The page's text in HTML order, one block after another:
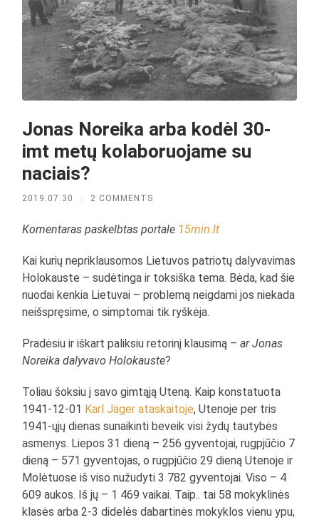
Jonas Noreika arba kodėl 30-
imt metų kolaboruojame su
naciais?
2019.07.30 / 2 COMMENTS
Komentaras paskelbtas portale 15min.lt
Kai kurių nepriklausomos Lietuvos patriotų dalyvavimas
Holokauste – sudėtinga ir toksiška tema. Bėda, kad šie
nuodai kenkia Lietuvai – problemą neigdami jos niekada
neišspręsime, o simptomai tik ryškėja.
Pradėsiu ir iškart paliksiu retorinį klausimą –ar Jonas
Noreika dalyvavo Holokauste?
Toliau šoksiu į savo gimtąją Uteną. Kaip konstatuota
1941-12-01 Karl Jäger ataskaitoje, Utenoje per tris
1941-ųjų dienas sunaikinti beveik visi žydų tautybės
asmenys. Liepos 31 dieną – 256 gyventojai, rugpjūčio 7
dieną – 571 gyventojas, o rugpjūčio 29 dieną Utenoje ir
Molėtuose iš viso nužudyti 3 782 gyventojai. Viso – 4
609 aukos. Iš jų – 1 469 vaikai. Taip.. tai 58 mokyklinės
klasės arba 2-3 didelės dabartinės mokyklos vienu ypu,